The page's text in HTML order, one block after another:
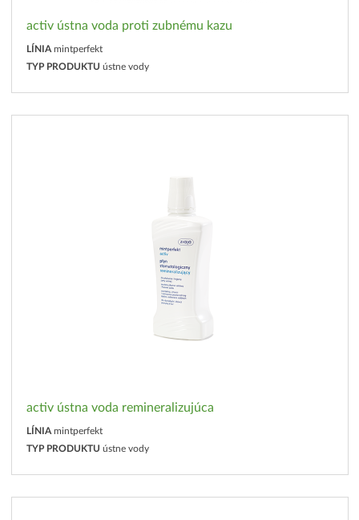
activ ústna voda proti zubnému kazu
LÍNIA mintperfekt
TYP PRODUKTU ústne vody
activ ústna voda remineralizujúca
LÍNIA mintperfekt
TYP PRODUKTU ústne vody